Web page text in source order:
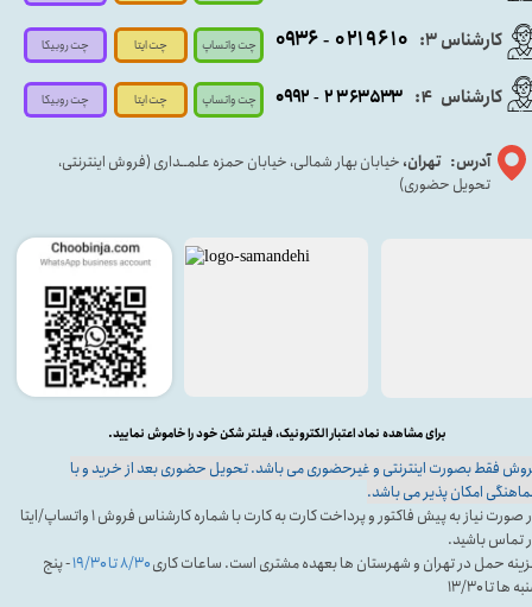
آدرس: تهران، خیابان بهار شمالی، خیابان حمزه علمــداری (فروش اینترنتی،
تحویل حضوری)
کارشناس ۳: ۰۲۱۹۶۱۰ -۰۹۳۶
فقط بصورت اینترنتی و غیرحضوری می باشد. تحویل حضوری بعد از خرید و با
امکان پذیر می باشد.
در صورت نیاز به پیش فاکتور و پرداخت کارت به کارت با شماره کارشناس فروش ۱ واتساپ/ایتا
تماس باشید.
حمل در تهران و شهرستان ها بعهده مشتری است. ساعات کاری۸/۳۰ تا ۱۹/۳۰
- پنج
ها تا ۱۳/۳۰
برای مشاهده نماد اعتبار الکترونیک، فیلتر شکن خود را خاموش نمایید.
کارشناس 4
: ۲۳۶۳۵۳۳ - ۰۹۹۲ چت واتساپ
چت واتساپ چت ایتا
چت ایتا
چت روبیکا
چت روبیکا